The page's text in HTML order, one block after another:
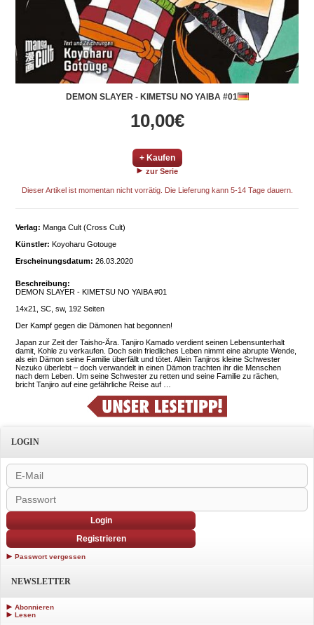
DEMON SLAYER - KIMETSU NO YAIBA #01
10,00€
+ Kaufen
zur Serie
Dieser Artikel ist momentan nicht vorrätig. Die Lieferung kann 5-14 Tage dauern.
Verlag: Manga Cult (Cross Cult)
Künstler: Koyoharu Gotouge
Erscheinungsdatum: 26.03.2020
Beschreibung:
DEMON SLAYER - KIMETSU NO YAIBA #01
14x21, SC, sw, 192 Seiten
Der Kampf gegen die Dämonen hat begonnen!
Japan zur Zeit der Taisho-Ära. Tanjiro Kamado verdient seinen Lebensunterhalt
damit, Kohle zu verkaufen. Doch sein friedliches Leben nimmt eine abrupte Wende,
als ein Dämon seine Familie überfällt und tötet. Allein Tanjiros kleine Schwester
Nezuko überlebt – doch verwandelt in einen Dämon trachten ihr die Menschen
nach dem Leben. Um seine Schwester zu retten und seine Familie zu rächen,
bricht Tanjiro auf eine gefährliche Reise auf …
LOGIN
Login
Registrieren
Passwort vergessen
NEWSLETTER
Abonnieren
Lesen